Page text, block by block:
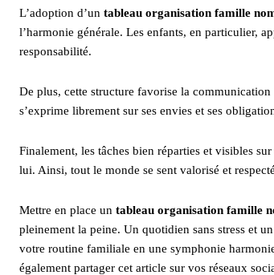
L’adoption d’un tableau organisation famille
l’harmonie générale. Les enfants, en particulier,
responsabilité.
De plus, cette structure favorise la
s’exprime librement sur ses envies et ses
Finalement, les tâches bien réparties et visibles
lui. Ainsi, tout le monde se sent valorisé et
Mettre en place un tableau organisation famille
pleinement la peine. Un quotidien sans stress et
votre routine familiale en une symphonie
également partager cet article sur vos réseaux